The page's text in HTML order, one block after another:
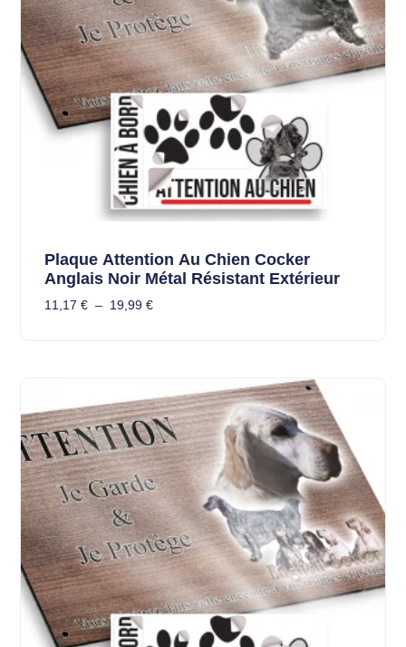
Plaque Attention Au Chien Cocker
Anglais Noir Métal Résistant Extérieur
11,17 € – 19,99 €